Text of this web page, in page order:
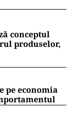
conceptul
produselor,
pe economia